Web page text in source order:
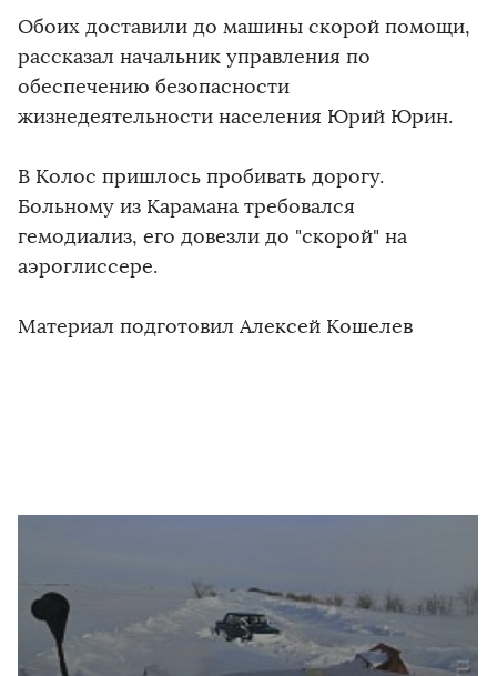
Обоих доставили до машины скорой помощи,
рассказал начальник управления по
обеспечению безопасности
жизнедеятельности населения Юрий Юрин.
В Колос пришлось пробивать дорогу.
Больному из Карамана требовался
гемодиализ, его довезли до "скорой" на
аэроглиссере.
Материал подготовил Алексей Кошелев